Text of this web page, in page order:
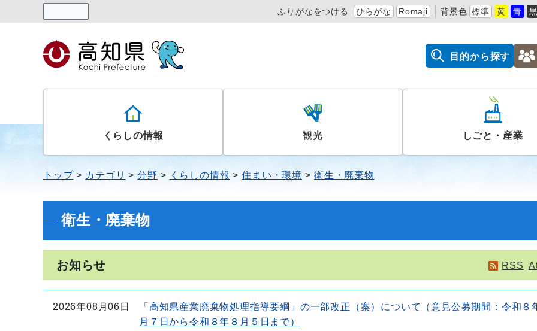
ふりがなをつける ひらがな Romaji 背景色 標準 黄 青
目的から探す
くらしの情報 観光 しごと・産業
トップ カテゴリ 分野 くらしの情報 住まい・環境 衛生・廃棄物
衛生・廃棄物
お知らせ RSS
2026年08月06日
「高知県産業廃棄物処理指導要綱」の一部改正（案）について（意見公募期間：令和８
月７日から令和８年８月５日まで）